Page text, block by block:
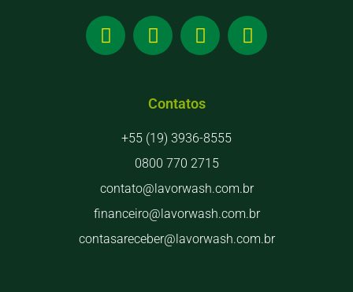
Contatos
+55 (19) 3936-8555
0800 770 2715
contato@lavorwash.com.br
financeiro@lavorwash.com.br
contasareceber@lavorwash.com.br